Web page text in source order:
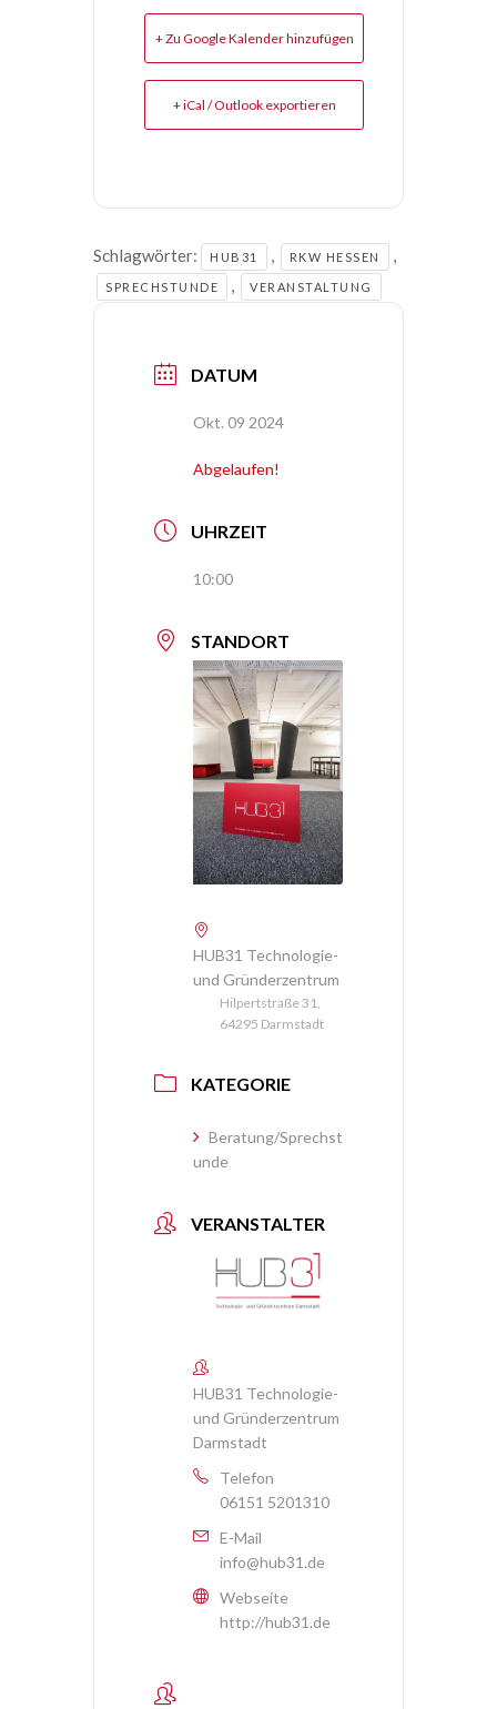
+ Zu Google Kalender hinzufügen
+ iCal / Outlook exportieren
Schlagwörter: HUB31 , RKW HESSEN ,
SPRECHSTUNDE , VERANSTALTUNG
DATUM
Okt. 09 2024
Abgelaufen!
UHRZEIT
10:00
STANDORT
HUB31 Technologie-
und Gründerzentrum
Hilpertstraße 31,
64295 Darmstadt
KATEGORIE
Beratung/Sprechst
unde
VERANSTALTER
HUB31 Technologie-
und Gründerzentrum
Darmstadt
Telefon
06151 5201310
E-Mail
info@hub31.de
Webseite
http://hub31.de